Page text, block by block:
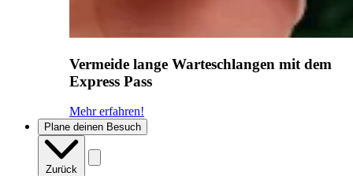
Vermeide lange Warteschlangen mit dem
Express Pass
Mehr erfahren!
Plane deinen Besuch
Zurück